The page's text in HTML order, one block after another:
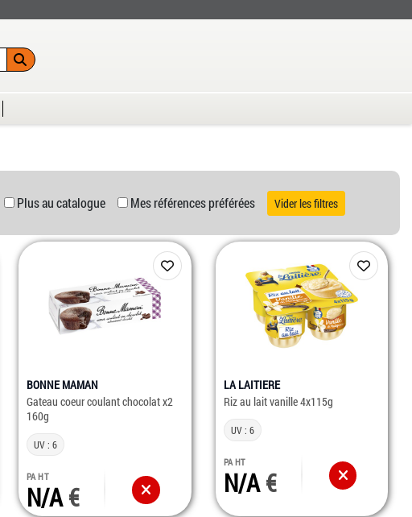
Plus au catalogue Mes références préférées Vider les filtres
BONNE MAMAN
Gateau coeur coulant chocolat x2
160g
UV : 6
PA HT
N/A
LA LAITIERE
Riz au lait vanille 4x115g
UV : 6
PA HT
N/A